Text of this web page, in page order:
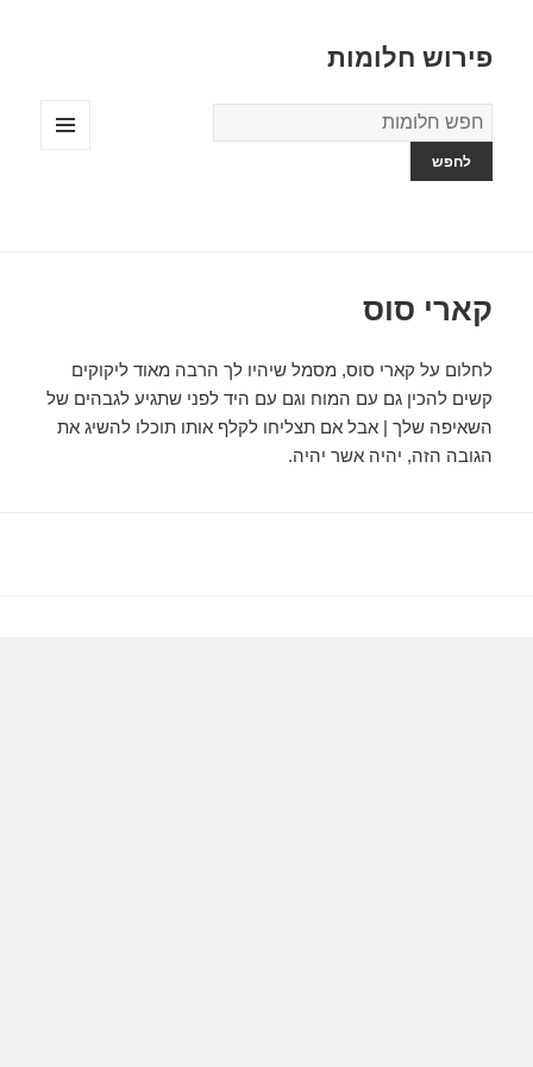
פירוש חלומות
מילון
החלומות
קארי סוס
לחלום על קארי סוס, מסמל שיהיו לך הרבה מאוד ליקוקים
קשים להכין גם עם המוח וגם עם היד לפני שתגיע לגבהים של
השאיפה שלך | אבל אם תצליחו לקלף אותו תוכלו להשיג את
הגובה הזה, יהיה אשר יהיה.